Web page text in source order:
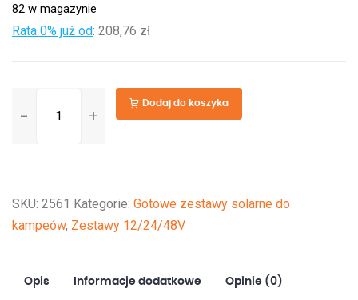
82 w magazynie
Rata 0% już od: 208,76 zł
Panel
regulatorem
MPPT
Dodaj do koszyka
SKU: 2561 Kategorie: Gotowe zestawy solarne do
kampeów, Zestawy 12/24/48V
Opis Informacje dodatkowe Opinie (0)